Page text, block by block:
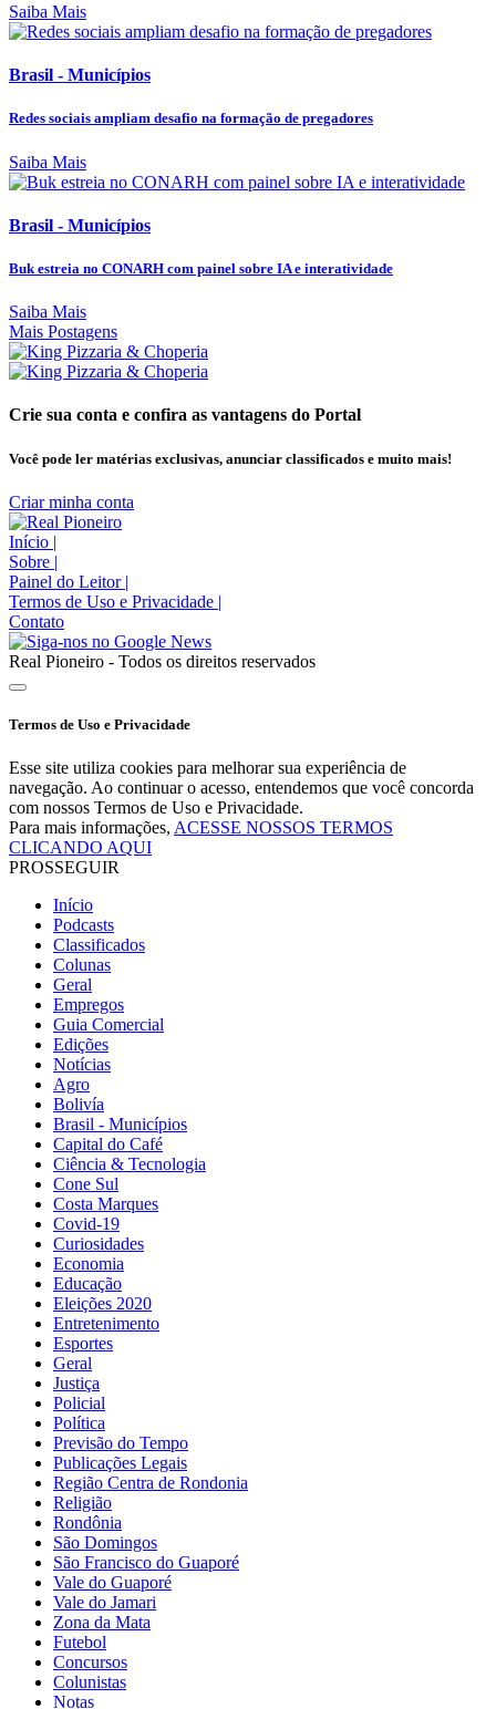
Saiba Mais
Brasil - Municípios
Redes sociais ampliam desafio na formação de pregadores
Saiba Mais
Brasil - Municípios
Buk estreia no CONARH com painel sobre IA e interatividade
Saiba Mais
Mais Postagens
Crie sua conta e confira as vantagens do Portal
Você pode ler matérias exclusivas, anunciar classificados e muito mais!
Criar minha conta
Início |
Sobre |
Painel do Leitor |
Termos de Uso e Privacidade |
Contato
Real Pioneiro - Todos os direitos reservados
Termos de Uso e Privacidade
Esse site utiliza cookies para melhorar sua experiência de
navegação. Ao continuar o acesso, entendemos que você concorda
com nossos Termos de Uso e Privacidade.
Para mais informações, ACESSE NOSSOS TERMOS
CLICANDO AQUI
PROSSEGUIR
Início
Podcasts
Classificados
Colunas
Geral
Empregos
Guia Comercial
Edições
Notícias
Agro
Bolivía
Brasil - Municípios
Capital do Café
Ciência & Tecnologia
Cone Sul
Costa Marques
Covid-19
Curiosidades
Economia
Educação
Eleições 2020
Entretenimento
Esportes
Geral
Justiça
Policial
Política
Previsão do Tempo
Publicações Legais
Região Centra de Rondonia
Religião
Rondônia
São Domingos
São Francisco do Guaporé
Vale do Guaporé
Vale do Jamari
Zona da Mata
Futebol
Concursos
Colunistas
Notas